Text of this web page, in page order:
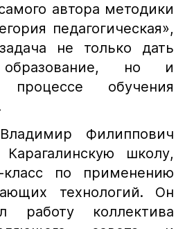
автора методики
педагогическая»,
не только дать
образование, но и
обучения
Филиппович
школу,
класс по применению
технологий. Он
работу коллектива